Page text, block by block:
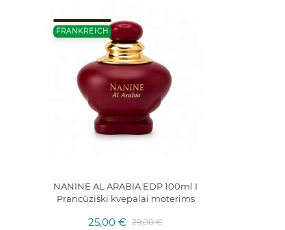
FRANKREICH
NANINE AL ARABIA EDP 100ml I
Prancūziški kvepalai moterims
25,00 € 29,00 €